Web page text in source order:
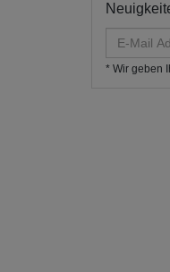
Mail
Adresse
* Wir geben